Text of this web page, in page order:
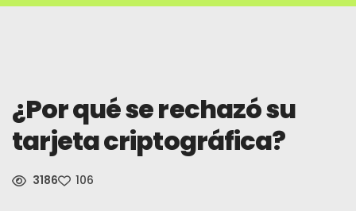
Noticias
Inscribirse
¿Por qué se rechazó su
tarjeta criptográfica?
3186 106